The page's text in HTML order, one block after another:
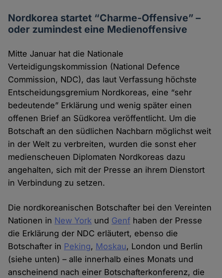
Nordkorea startet “Charme-Offensive” –
oder zumindest eine Medienoffensive
Mitte Januar hat die Nationale
Verteidigungskommission (National Defence
Commission, NDC), das laut Verfassung höchste
Entscheidungsgremium Nordkoreas, eine “sehr
bedeutende” Erklärung und wenig später einen
offenen Brief an Südkorea veröffentlicht. Um die
Botschaft an den südlichen Nachbarn möglichst weit
in der Welt zu verbreiten, wurden die sonst eher
medienscheuen Diplomaten Nordkoreas dazu
angehalten, sich mit der Presse an ihrem Dienstort
in Verbindung zu setzen.
Die nordkoreanischen Botschafter bei den Vereinten
Nationen in New York und Genf haben der Presse
die Erklärung der NDC erläutert, ebenso die
Botschafter in Peking, Moskau, London und Berlin
(siehe unten) – alle innerhalb eines Monats und
anscheinend nach einer Botschafterkonferenz, die